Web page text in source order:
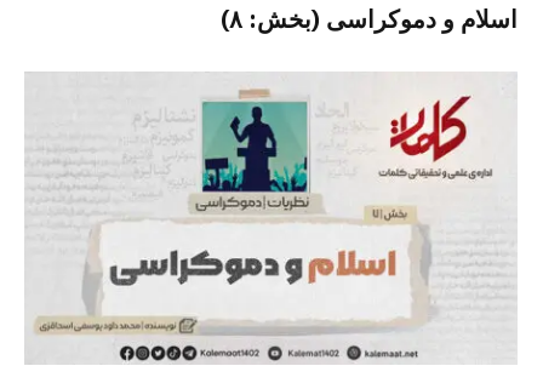
اسلام و دموکراسی (بخش: ۸)